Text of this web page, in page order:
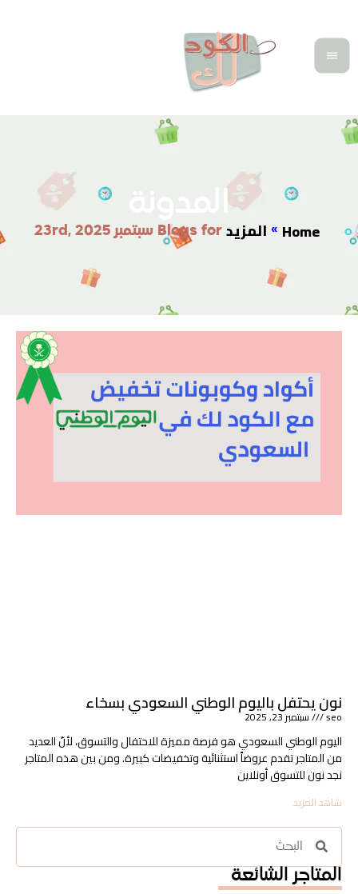
المدونة
Home
» المزيد Blogs for سبتمبر 23rd, 2025
نون يحتفل باليوم الوطني السعودي بسخاء
seo سبتمبر 23, 2025
اليوم الوطني السعودي هو فرصة مميزة للاحتفال والتسوق، لأنّ العديد
من المتاجر تقدم عروضاً استثنائية وتخفيضات كبيرة. ومن بين هذه المتاجر
نجد نون للتسوق أونلاين
شاهد المزيد
المتاجر الشائعة